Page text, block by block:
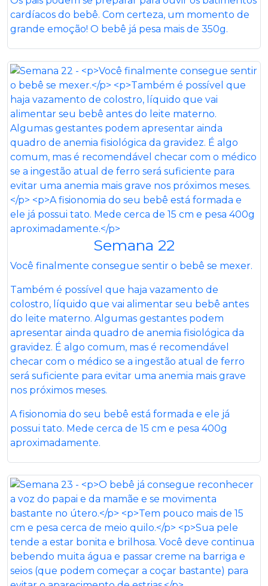
cardíacos do bebê. Com certeza, um momento de
grande emoção! O bebê já pesa mais de 350g.
Semana 22
Você finalmente consegue sentir o bebê se mexer.
Também é possível que haja vazamento de
colostro, líquido que vai alimentar seu bebê antes
do leite materno. Algumas gestantes podem
apresentar ainda quadro de anemia fisiológica da
gravidez. É algo comum, mas é recomendável
checar com o médico se a ingestão atual de ferro
será suficiente para evitar uma anemia mais grave
nos próximos meses.
A fisionomia do seu bebê está formada e ele já
possui tato. Mede cerca de 15 cm e pesa 400g
aproximadamente.